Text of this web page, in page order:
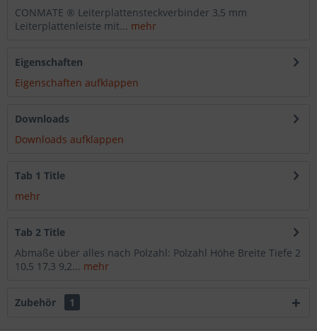
CONMATE ® Leiterplattensteckverbinder 3,5 mm
Leiterplattenleiste mit... mehr
Eigenschaften
Eigenschaften aufklappen
Downloads
Downloads aufklappen
Tab 1 Title
mehr
Tab 2 Title
Abmaße über alles nach Polzahl: Polzahl Höhe Breite Tiefe 2
10,5 17,3 9,2... mehr
Zubehör 1